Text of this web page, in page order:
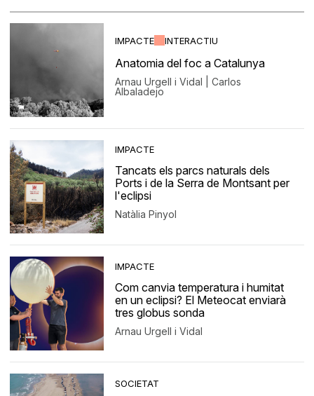
IMPACTE INTERACTIU
Anatomia del foc a Catalunya
Arnau Urgell i Vidal | Carlos
Albaladejo
IMPACTE
Tancats els parcs naturals dels
Ports i de la Serra de Montsant per
l'eclipsi
Natàlia Pinyol
IMPACTE
Com canvia temperatura i humitat
en un eclipsi? El Meteocat enviarà
tres globus sonda
Arnau Urgell i Vidal
SOCIETAT